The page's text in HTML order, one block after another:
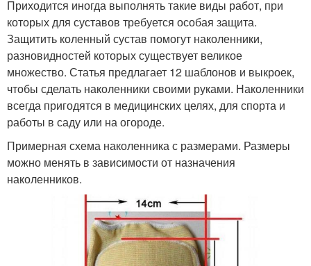
Наколенники для
конкретных видов
Садовая работа
Наколенники для
ползания
Наколенники для
малышей
Наколенники для дачи
Наколенники для
Самодельные
наколенники
Приходится иногда выполнять такие виды работ, при
которых для суставов требуется особая защита.
Защитить коленный сустав помогут наколенники,
разновидностей которых существует великое
множество. Статья предлагает 12 шаблонов и выкроек,
чтобы сделать наколенники своими руками. Наколенники
всегда пригодятся в медицинских целях, для спорта и
работы в саду или на огороде.
Примерная схема наколенника с размерами. Размеры
можно менять в зависимости от назначения
наколенников.